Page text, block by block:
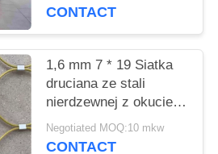
CONTACT
1,6 mm 7 * 19 Siatka
druciana ze stali
nierdzewnej z okuciem
i tkanym wypełnieniem
balkonowym
Negotiated MOQ:10 mkw
CONTACT